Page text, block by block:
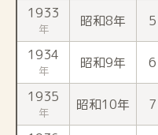
1933
年 昭和8年 5
1934
年 昭和9年 6
1935
年 昭和10年 7